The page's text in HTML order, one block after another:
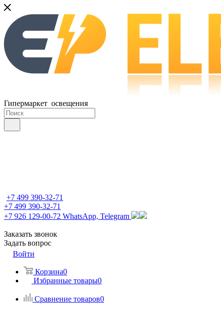
Гипермаркет освещения
+7 499 390-32-71
+7 499 390-32-71
+7 926 129-00-72 WhatsApp, Telegram
Заказать звонок
Задать вопрос
Войти
Корзина0
Избранные товары0
Сравнение товаров0